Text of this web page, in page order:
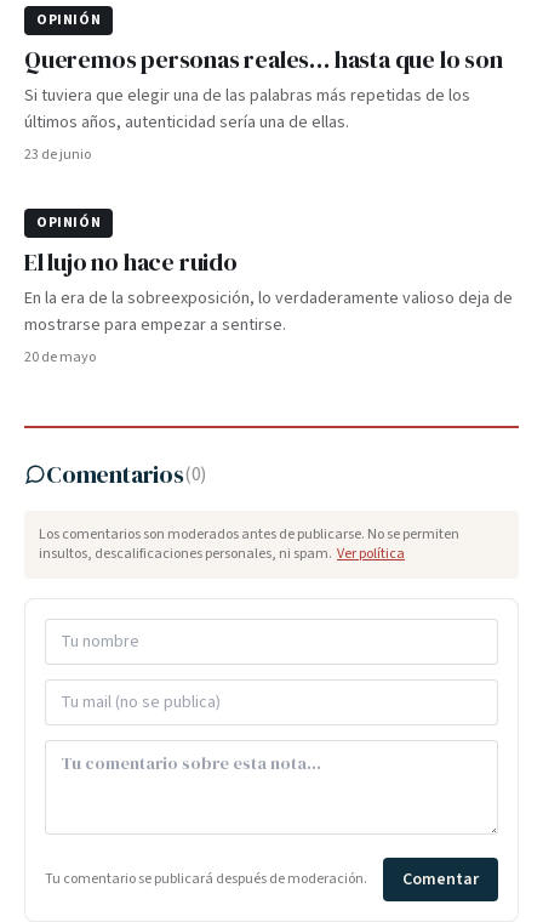
OPINIÓN
Queremos personas reales… hasta que lo son
Si tuviera que elegir una de las palabras más repetidas de los
últimos años, autenticidad sería una de ellas.
23 de junio
OPINIÓN
El lujo no hace ruido
En la era de la sobreexposición, lo verdaderamente valioso deja de
mostrarse para empezar a sentirse.
20 de mayo
Comentarios(0)
Los comentarios son moderados antes de publicarse. No se permiten
insultos, descalificaciones personales, ni spam. Ver política
Tu comentario se publicará después de moderación. Comentar